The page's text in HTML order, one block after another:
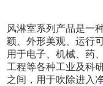
风淋室系列产品是一
颖、外形美观、运行
用于电子、机械、药
工程等各种工业及科
之间，用于吹除进入